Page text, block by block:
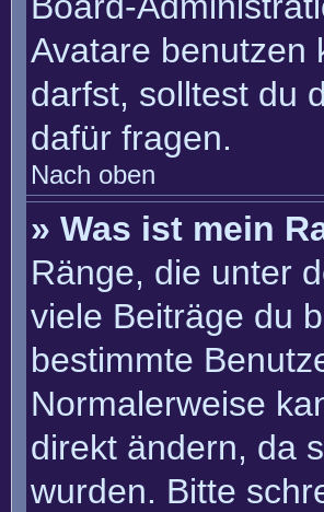
Avatare benutzen
darfst, solltest du
dafür fragen.
Nach oben
» Was ist mein
Ränge, die unter
viele Beiträge du
bestimmte
Normalerweise
direkt ändern, da
wurden. Bitte